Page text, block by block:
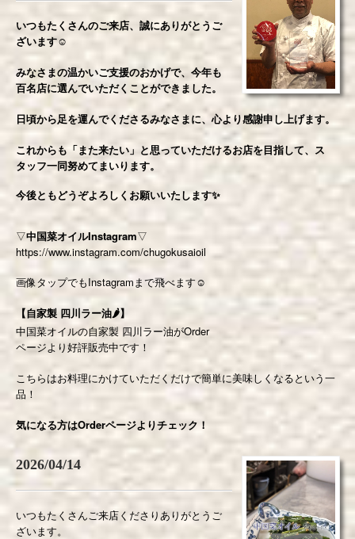
いつもたくさんのご来店、誠にありがとうご
ざいます☺️
みなさまの温かいご支援のおかげで、今年も
百名店に選んでいただくことができました。
日頃から足を運んでくださるみなさまに、心より感謝申し上げます。
これからも「また来たい」と思っていただけるお店を目指して、ス
タッフ一同努めてまいります。
今後ともどうぞよろしくお願いいたします✨
▽中国菜オイルInstagram▽
https://www.instagram.com/chugokusaioil
画像タップでもInstagramまで飛べます☺️
【自家製 四川ラー油🌶】
中国菜オイルの自家製 四川ラー油がOrder
ページより好評販売中です！
こちらはお料理にかけていただくだけで簡単に美味しくなるという一
品！
気になる方はOrderページよりチェック！
2026/04/14
いつもたくさんご来店くださりありがとうご
ざいます。